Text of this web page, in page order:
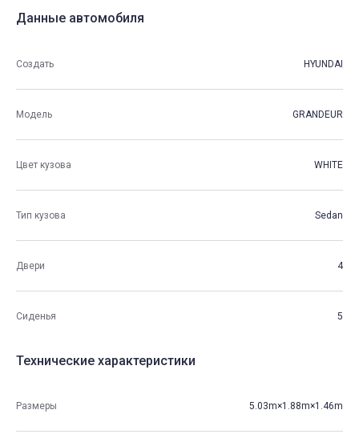
Данные автомобиля
Создать HYUNDAI
Модель GRANDEUR
Цвет кузова WHITE
Тип кузова Sedan
Двери 4
Сиденья 5
Технические характеристики
Размеры 5.03m×1.88m×1.46m